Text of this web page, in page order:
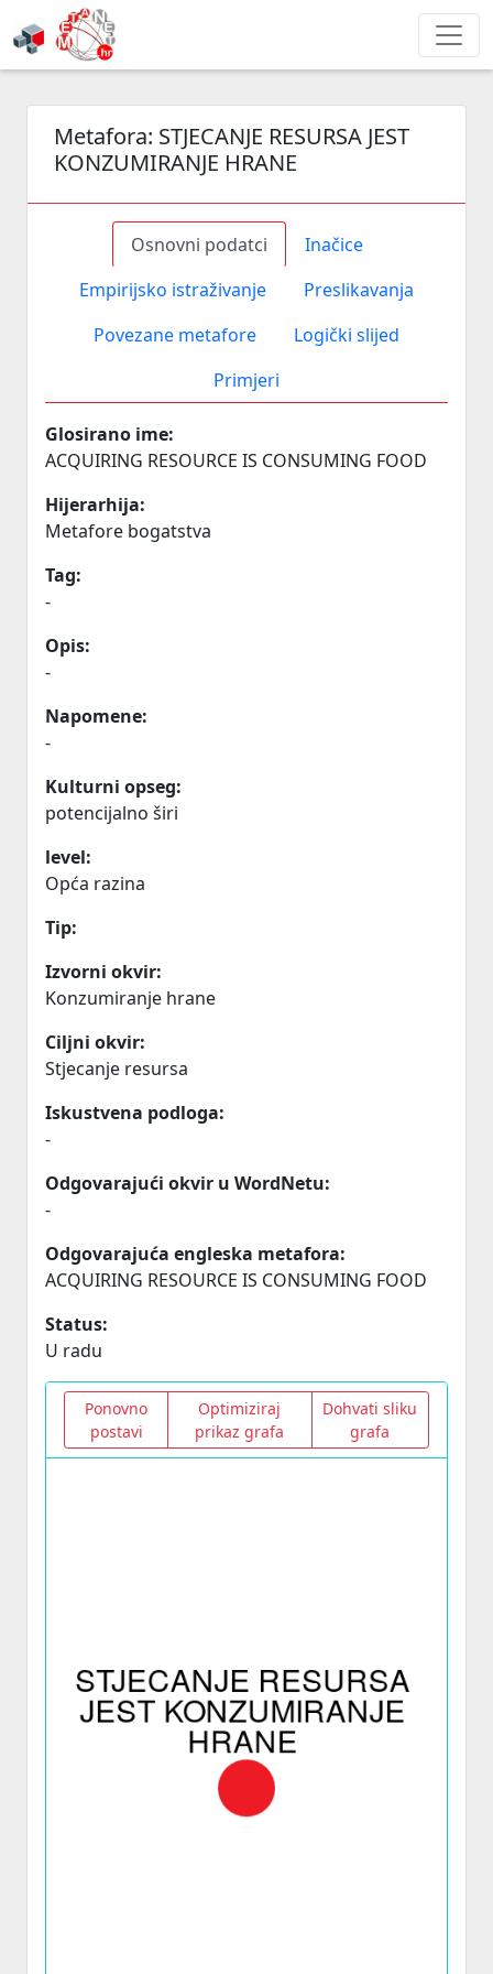
Metafora: STJECANJE RESURSA JEST
KONZUMIRANJE HRANE
Osnovni podatci
Inačice
Empirijsko istraživanje
Preslikavanja
Povezane metafore
Logički slijed
Primjeri
Glosirano ime:
ACQUIRING RESOURCE IS CONSUMING FOOD
Hijerarhija:
Metafore bogatstva
Tag:
-
Opis:
-
Napomene:
-
Kulturni opseg:
potencijalno širi
level:
Opća razina
Tip:
Izvorni okvir:
Konzumiranje hrane
Ciljni okvir:
Stjecanje resursa
Iskustvena podloga:
-
Odgovarajući okvir u WordNetu:
-
Odgovarajuća engleska metafora:
ACQUIRING RESOURCE IS CONSUMING FOOD
Status:
U radu
Ponovno
postavi
Optimiziraj
prikaz grafa
Dohvati sliku
grafa